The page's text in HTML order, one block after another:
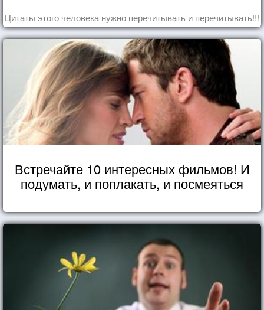
Цитаты этого человека нужно перечитывать и перечитывать!!!
Встречайте 10 интересных фильмов! И
подумать, и поплакать, и посмеяться